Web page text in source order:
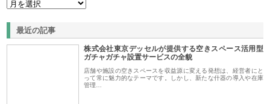
最近の記事
株式会社東京デッセルが提供する空きスペース活用型
ガチャガチャ設置サービスの全貌
店舗や施設の空きスペースを収益源に変える発想は、経営者にと
って常に魅力的なテーマです。しかし、新たな什器の導入や在庫
管理…